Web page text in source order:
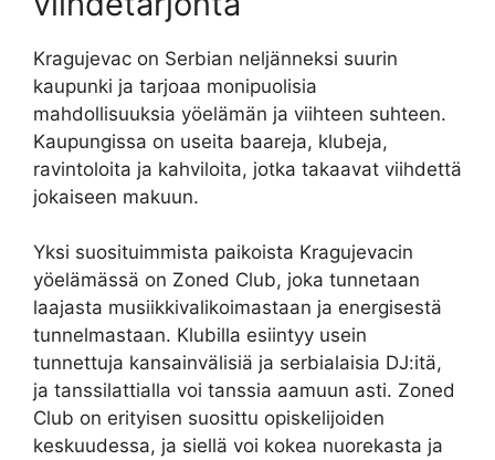
Kragujevac on Serbian neljänneksi suurin
kaupunki ja tarjoaa monipuolisia
mahdollisuuksia yöelämän ja viihteen suhteen.
Kaupungissa on useita baareja, klubeja,
ravintoloita ja kahviloita, jotka takaavat viihdettä
jokaiseen makuun.
Yksi suosituimmista paikoista Kragujevacin
yöelämässä on Zoned Club, joka tunnetaan
laajasta musiikkivalikoimastaan ja energisestä
tunnelmastaan. Klubilla esiintyy usein
tunnettuja kansainvälisiä ja serbialaisia DJ:itä,
ja tanssilattialla voi tanssia aamuun asti. Zoned
Club on erityisen suosittu opiskelijoiden
keskuudessa, ja siellä voi kokea nuorekasta ja